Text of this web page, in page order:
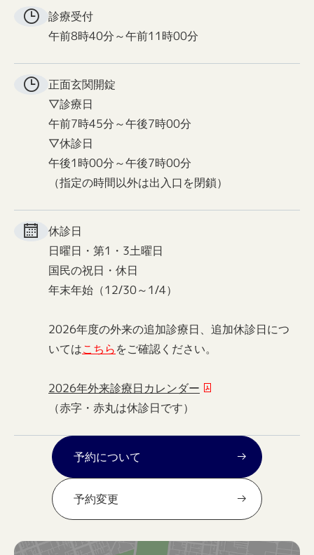
診療受付
午前8時40分～午前11時00分
正面玄関開錠
▽診療日
午前7時45分～午後7時00分
▽休診日
午後1時00分～午後7時00分
（指定の時間以外は出入口を閉鎖）
休診日
日曜日・第1・3土曜日
国民の祝日・休日
年末年始（12/30～1/4）
2026年度の外来の追加診療日、追加休診日につ
いてはこちらをご確認ください。
2026年外来診療日カレンダー
（赤字・赤丸は休診日です）
予約について
予約変更